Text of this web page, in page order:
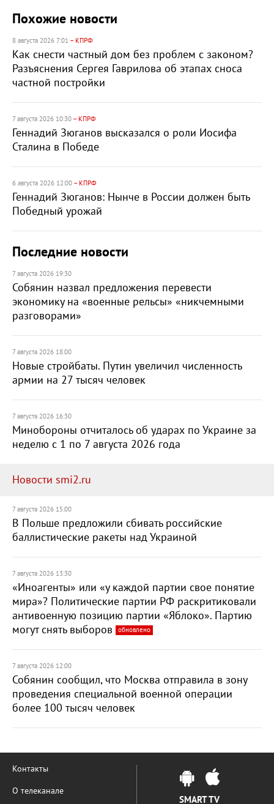
Похожие новости
8 августа 2026 7:01 – КПРФ
Как снести частный дом без проблем с законом?
Разъяснения Сергея Гаврилова об этапах сноса
частной постройки
7 августа 2026 10:30 – КПРФ
Геннадий Зюганов высказался о роли Иосифа
Сталина в Победе
6 августа 2026 12:00 – КПРФ
Геннадий Зюганов: Нынче в России должен быть
Победный урожай
Последние новости
7 августа 2026 19:30
Собянин назвал предложения перевести
экономику на «военные рельсы» «никчемными
разговорами»
7 августа 2026 18:00
Новые стройбаты. Путин увеличил численность
армии на 27 тысяч человек
7 августа 2026 16:30
Минобороны отчиталось об ударах по Украине за
неделю с 1 по 7 августа 2026 года
Новости smi2.ru
7 августа 2026 15:00
В Польше предложили сбивать российские
баллистические ракеты над Украиной
7 августа 2026 13:30
«Иноагенты» или «у каждой партии свое понятие
мира»? Политические партии РФ раскритиковали
антивоенную позицию партии «Яблоко». Партию
могут снять выборов
обновлено
7 августа 2026 12:00
Собянин сообщил, что Москва отправила в зону
проведения специальной военной операции
более 100 тысяч человек
Контакты
О телеканале
SMART TV